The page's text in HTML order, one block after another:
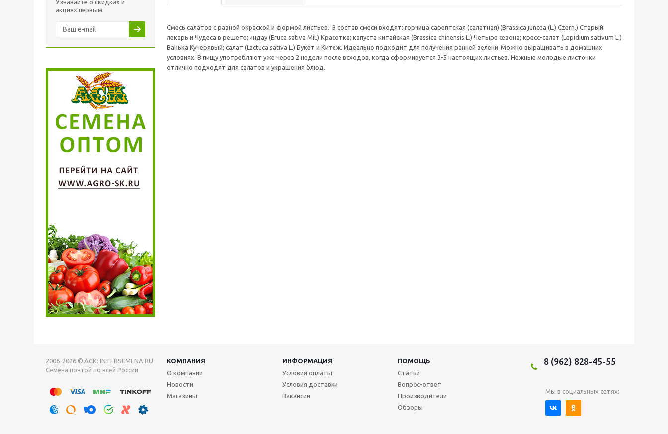
Узнавайте о скидках и
акциях первым
Смесь салатов с разной окраской и формой листьев. В состав смеси входят: горчица сарептская (салатная) (Brassica juncea (L.) Czern.) Старый
лекарь и Чудеса в решете; индау (Eruca sativa Mil.) Красотка; капуста китайская (Brassica chinensis L.) Четыре сезона; кресс-салат (Lepidium sativum L.)
Ванька Кучерявый; салат (Lactuca sativa L.) Букет и Китеж. Идеально подходит для получения ранней зелени. Можно выращивать в домашних
условиях. В пищу употребляют уже через 2 недели после всходов, когда сформируется 3-5 настоящих листьев. Нежные молодые листочки
отлично подходят для салатов и украшения блюд.
2006-2026 © АСК: INTERSEMENA.RU
Семена почтой по всей России
КОМПАНИЯ ИНФОРМАЦИЯ
ПОМОЩЬ
О компании
Новости
Магазины
Условия оплаты
Условия доставки
Вакансии
Статьи
Вопрос-ответ
Производители
Обзоры
8 (962) 828-45-55
Мы в социальных сетях: